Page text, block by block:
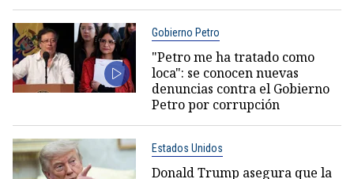
Gobierno Petro
"Petro me ha tratado como
loca": se conocen nuevas
denuncias contra el Gobierno
Petro por corrupción
Estados Unidos
Donald Trump asegura que la